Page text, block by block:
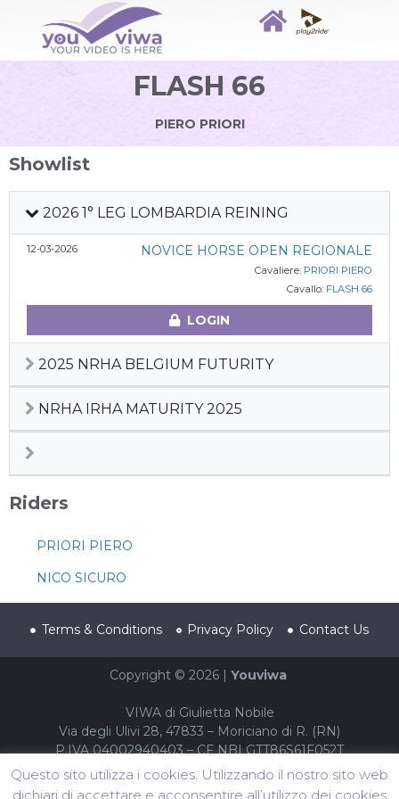
FLASH 66
PIERO PRIORI
Showlist
2026 1° LEG LOMBARDIA REINING
12-03-2026 NOVICE HORSE OPEN REGIONALE
Cavaliere: PRIORI PIERO
Cavallo: FLASH 66
LOGIN
2025 NRHA BELGIUM FUTURITY
NRHA IRHA MATURITY 2025
Riders
PRIORI PIERO
NICO SICURO
Terms & Conditions Privacy Policy Contact Us
Copyright © 2026 | Youviwa
VIWA di Giulietta Nobile
Via degli Ulivi 28, 47833 – Moriciano di R. (RN)
P.IVA 04002940403 – CF NBLGTT86S61F052T
Questo sito utilizza i cookies. Utilizzando il nostro sito web
dichiari di accettare e acconsentire all’utilizzo dei cookies